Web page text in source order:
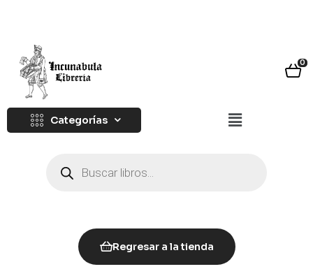
0
Categorías
Regresar a la tienda